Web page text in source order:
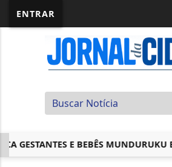
ENTRAR
GESTANTES E BEBÊS MUNDURUKU